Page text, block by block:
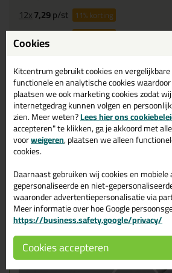
12x7,29p/st 11%korting
48x6,99p/st 15%korting
Waarom dit product?
Met4.5 sterrenbeoordeeld
UVbestendig
Duurzaam elastisch25%
Omschrijving
Instructievideo illbruck
ProFlex Seal 25 600ml
Cookies
Kitcentrum gebruikt cookies en
functionele en analytische cookies
plaatsen we ook marketing cookies zodat
internetgedrag kunnen volgen en
zien. Meer weten?Lees hier ons
accepteren" te klikken, ga je akkoord met
voorweigeren, plaatsen we alleen
cookies.
Daarnaast gebruiken wij cookies en
gepersonaliseerde en niet-
waaronder advertentiepersonalisatie via
Meer informatie over hoe Google
https://business.safety.google/privacy/
Cookies accepteren